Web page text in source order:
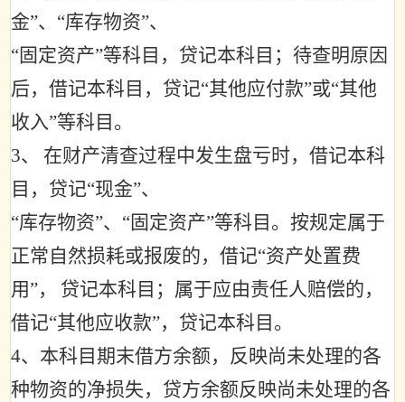
金”、 “库存物资”、
“固定资产”等科目，贷记本科目；待查明原因
后，借记本科目，贷记“其他应付款”或“其他
收入”等科目。
3、
在财产清查过程中发生盘亏时，借记本科
目，贷记“现金”、
“库存物资”、 “固定资产”等科目。按规定属于
正常自然损耗或报废的，借记“资产处置费
用 ”，
贷记本科目；属于应由责任人赔偿的，
借记“其他应收款”，贷记本科目。
4、本科目期末借方余额，反映尚未处理的各
种物资的净损失，贷方余额反映尚未处理的各